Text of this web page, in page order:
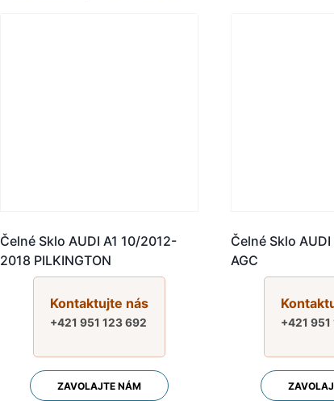
Čelné Sklo AUDI A1 10/2012-
2018 PILKINGTON
Kontaktujte nás
+421 951 123 692
ZAVOLAJTE NÁM
Čelné Sklo
AGC
+421 951